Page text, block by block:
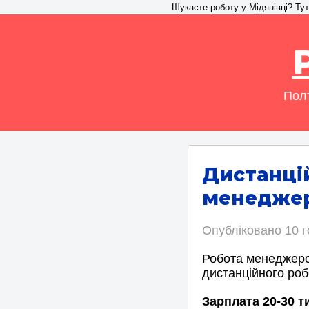
Шукаєте роботу у Мідянівці?
Опубліковано 10
Робота
дистанційного
Зарплата 20-30